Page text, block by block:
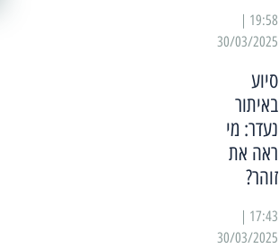
30/03/2025
סיוע
באיתור
נעדר: מי
ראה את
זוהר?
30/03/2025